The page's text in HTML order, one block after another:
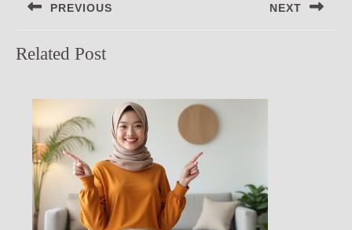
pos
PREVIOUS
post:
NEXT
Related Post